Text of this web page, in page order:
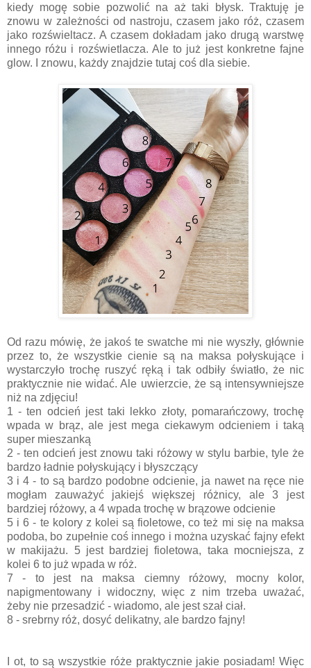
kiedy mogę sobie pozwolić na aż taki błysk. Traktuję je
znowu w zależności od nastroju, czasem jako róż, czasem
jako rozświeltacz. A czasem dokładam jako drugą warstwę
innego różu i rozświetlacza. Ale to już jest konkretne fajne
glow. I znowu, każdy znajdzie tutaj coś dla siebie.
Od razu mówię, że jakoś te swatche mi nie wyszły, głównie
przez to, że wszystkie cienie są na maksa połyskujące i
wystarczyło trochę ruszyć ręką i tak odbiły światło, że nic
praktycznie nie widać. Ale uwierzcie, że są intensywniejsze
niż na zdjęciu!
1 - ten odcień jest taki lekko złoty, pomarańczowy, trochę
wpada w brąz, ale jest mega ciekawym odcieniem i taką
super mieszanką
2 - ten odcień jest znowu taki różowy w stylu barbie, tyle że
bardzo ładnie połyskujący i błyszczący
3 i 4 - to są bardzo podobne odcienie, ja nawet na ręce nie
mogłam zauważyć jakiejś większej różnicy, ale 3 jest
bardziej różowy, a 4 wpada trochę w brązowe odcienie
5 i 6 - te kolory z kolei są fioletowe, co też mi się na maksa
podoba, bo zupełnie coś innego i można uzyskać fajny efekt
w makijażu. 5 jest bardziej fioletowa, taka mocniejsza, z
kolei 6 to już wpada w róż.
7 - to jest na maksa ciemny różowy, mocny kolor,
napigmentowany i widoczny, więc z nim trzeba uważać,
żeby nie przesadzić - wiadomo, ale jest szał ciał.
8 - srebrny róż, dosyć delikatny, ale bardzo fajny!
I ot, to są wszystkie róże praktycznie jakie posiadam! Więc